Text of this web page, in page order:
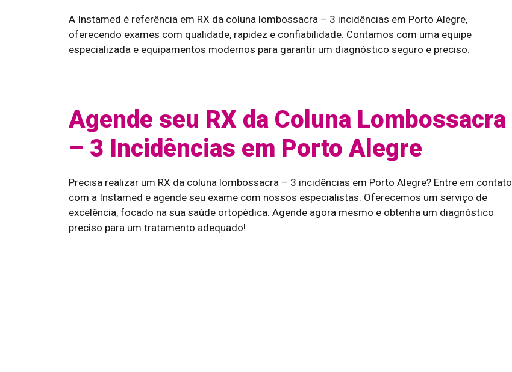
A Instamed é referência em RX da coluna lombossacra – 3 incidências em Porto Alegre,
oferecendo exames com qualidade, rapidez e confiabilidade. Contamos com uma equipe
especializada e equipamentos modernos para garantir um diagnóstico seguro e preciso.
Agende seu RX da Coluna Lombossacra
– 3 Incidências em Porto Alegre
Precisa realizar um RX da coluna lombossacra – 3 incidências em Porto Alegre? Entre em contato
com a Instamed e agende seu exame com nossos especialistas. Oferecemos um serviço de
excelência, focado na sua saúde ortopédica. Agende agora mesmo e obtenha um diagnóstico
preciso para um tratamento adequado!